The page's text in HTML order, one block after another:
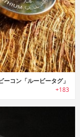
コン「ルービータグ」
+183